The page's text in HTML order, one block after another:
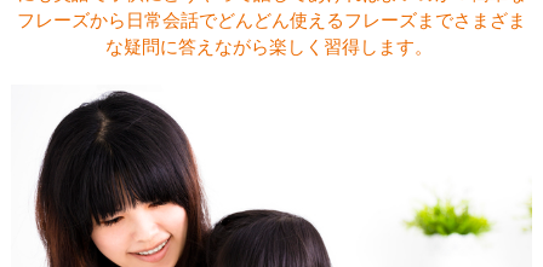
フレーズから日常会話でどんどん使えるフレーズまでさまざま
な疑問に答えながら楽しく習得します。